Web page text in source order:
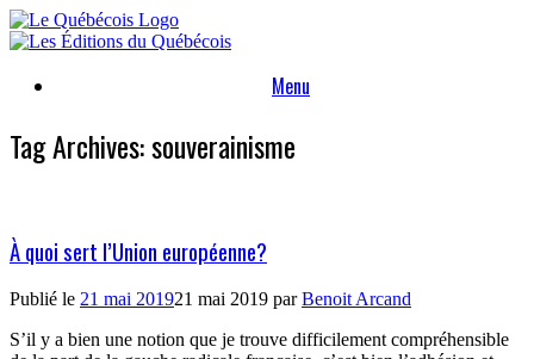
Skip
to
Menu
Tag Archives:souverainisme
À quoi sert l’Union européenne?
Publié le 21 mai 201921 mai 2019 parBenoit Arcand
S’il y a bien une notion que je trouve difficilement compréhensible